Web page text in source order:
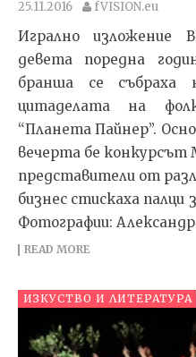
25.11.2016 fVISION.eu
Игрално изложение
девета поредна
бранша се събраха
цитаделата на
“Планета Пайнер”.
вечерта бе конкурсът
представители от
бизнес стискаха
Фотографии:
READ MORE
ИЗКУСТВО И ЛИТЕРАТУРА